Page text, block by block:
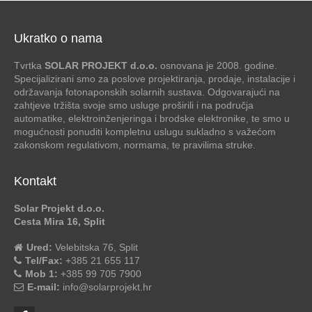
Ukratko o nama
Tvrtka SOLAR PROJEKT d.o.o. osnovana je 2008. godine.
Specijalizirani smo za poslove projektiranja, prodaje, instalacije i
održavanja fotonaponskih solarnih sustava. Odgovarajući na
zahtjeve tržišta svoje smo usluge proširili i na područja
automatike, elektroinženjeringa i brodske elektronike, te smo u
mogućnosti ponuditi kompletnu uslugu sukladno s važećom
zakonskom regulativom, normama, te pravilima struke.
Kontakt
Solar Projekt d.o.o.
Cesta Mira 16, Split
Ured: Velebitska 76, Split
Tel/Fax: +385 21 655 117
Mob 1: +385 99 705 7900
E-mail: info@solarprojekt.hr